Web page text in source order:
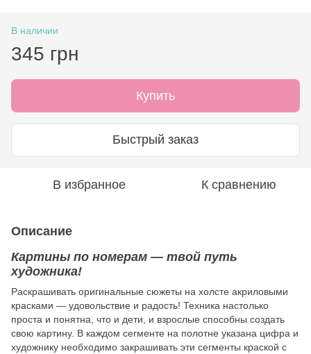
В наличии
345 грн
Купить
Быстрый заказ
В избранное К сравнению
Описание
Картины по номерам — твой путь
художника!
Раскрашивать оригинальные сюжеты на холсте акриловыми
красками — удовольствие и радость! Техника настолько
проста и понятна, что и дети, и взрослые способны создать
свою картину. В каждом сегменте на полотне указана цифра и
художнику необходимо закрашивать эти сегменты краской с